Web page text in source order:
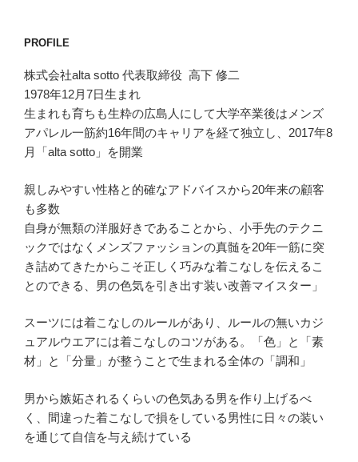
PROFILE
株式会社alta sotto 代表取締役 高下 修二
1978年12月7日生まれ
生まれも育ちも生粋の広島人にして大学卒業後はメンズ
アパレル一筋約16年間のキャリアを経て独立し、2017年8
月「alta sotto」を開業
親しみやすい性格と的確なアドバイスから20年来の顧客
も多数
自身が無類の洋服好きであることから、小手先のテクニ
ックではなくメンズファッションの真髄を20年一筋に突
き詰めてきたからこそ正しく巧みな着こなしを伝えるこ
とのできる、男の色気を引き出す装い改善マイスター」
スーツには着こなしのルールがあり、ルールの無いカジ
ュアルウエアには着こなしのコツがある。「色」と「素
材」と「分量」が整うことで生まれる全体の「調和」
男から嫉妬されるくらいの色気ある男を作り上げるべ
く、間違った着こなしで損をしている男性に日々の装い
を通じて自信を与え続けている